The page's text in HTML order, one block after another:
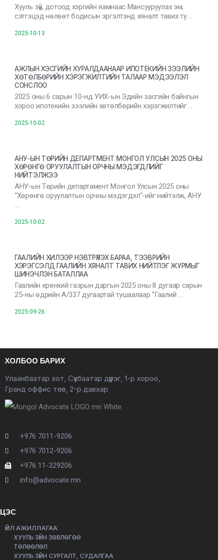
Хууль зүй, дотоод хэргийн яамнаас Мансууруулах эм,
сэтгэцэд нөлөөт бодисын эргэлтэнд хяналт тавих ту …
2025-10-13
АЖЛЫН ХЭСГИЙН ХУРАЛДААНААР ИПОТЕКИЙН ЗЭЭЛИЙН
ХӨТӨЛБӨРИЙН ХЭРЭГЖИЛТИЙН ТАЛААР МЭДЭЭЛЭЛ
СОНСЛОО
2025 оны 6 сарын 10-нд УИХ-ын Эдийн засгийн байнгын
хороо ипотекийн зээлийн хөтөлбөрийн хэрэгжилтийг …
2025-10-02
АНУ-ЫН ТӨРИЙН ДЕПАРТМЕНТ МОНГОЛ УЛСЫН 2025 ОНЫ
ХӨРӨНГӨ ОРУУЛАЛТЫН ОРЧНЫ МЭДЭГДЛИЙГ
НИЙТЭЛЖЭЭ
АНУ-ын Төрийн департамент Монгол Улсын 2025 оны
“Хөрөнгө оруулалтын орчны мэдэгдэл”-ийг нийтэлж, АНУ
…
2025-10-02
ГААЛИЙН ХИЛЭЭР НЭВТРҮҮЛЭХ БАРАА, ТЭЭВРИЙН
ХЭРЭГСЭЛД ГААЛИЙН ХЯНАЛТ ТАВИХ НИЙТЛЭГ ЖУРМЫГ
ШИНЭЧЛЭН БАТАЛЛАА
Гаалийн ерөнхий газрын даргын 2025 оны 8 дугаар сарын
25-ны өдрийн А/337 дугаартай тушаалаар “Гаалий …
2025-09-26
ХОЛБОО БАРИХ
Улаанбаатар хот, Сүхбаатар дүүрэг, 1-р хороо,
Гранд оффис төв, 2-р давхар
+976 7011-9206
+976 7012-9206
+976 11-329206
info@advocate.mn
ЦЭС
ҮЙЛ АЖИЛЛАГАА
ХУУЛЬ ЗҮЙН ЗӨВЛӨГӨӨ
ТӨЛӨӨЛӨЛ
ХУУЛЬ ЗҮЙН СУРГАЛТ, СУДАЛГАА